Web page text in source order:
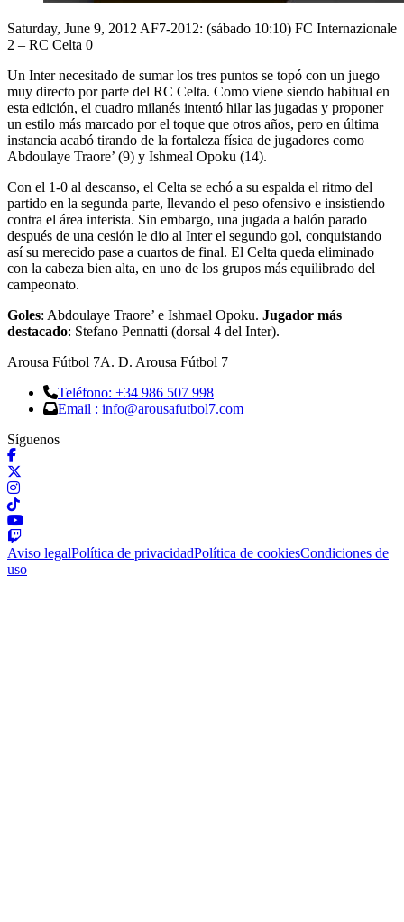
Saturday, June 9, 2012 AF7-2012: (sábado 10:10) FC Internazionale
2 – RC Celta 0
Un Inter necesitado de sumar los tres puntos se topó con un juego
muy directo por parte del RC Celta. Como viene siendo habitual en
esta edición, el cuadro milanés intentó hilar las jugadas y proponer
un estilo más marcado por el toque que otros años, pero en última
instancia acabó tirando de la fortaleza física de jugadores como
Abdoulaye Traore’ (9) y Ishmeal Opoku (14).
Con el 1-0 al descanso, el Celta se echó a su espalda el ritmo del
partido en la segunda parte, llevando el peso ofensivo e insistiendo
contra el área interista. Sin embargo, una jugada a balón parado
después de una cesión le dio al Inter el segundo gol, conquistando
así su merecido pase a cuartos de final. El Celta queda eliminado
con la cabeza bien alta, en uno de los grupos más equilibrado del
campeonato.
Goles: Abdoulaye Traore’ e Ishmael Opoku. Jugador más
destacado: Stefano Pennatti (dorsal 4 del Inter).
Arousa Fútbol 7A. D. Arousa Fútbol 7
Teléfono: +34 986 507 998
Email : info@arousafutbol7.com
Síguenos
Aviso legalPolítica de privacidadPolítica de cookiesCondiciones de
uso